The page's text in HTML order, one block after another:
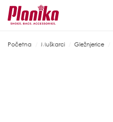
Početna Muškarci Gležnjerice